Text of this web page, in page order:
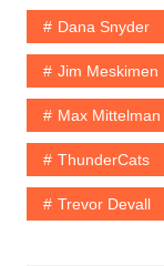
Dana Snyder
Jim Meskimen
Max Mittelman
ThunderCats
Trevor Devall